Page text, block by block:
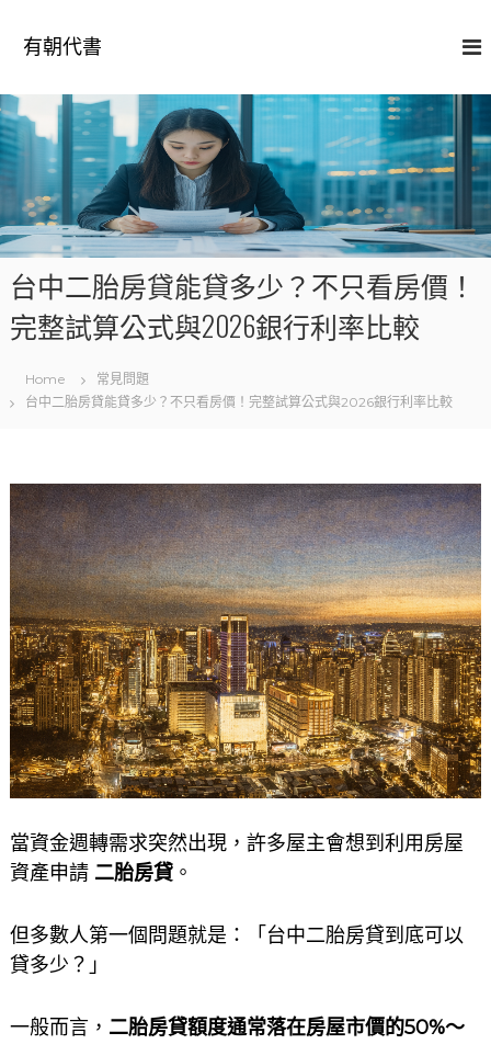
o
c
o
t
e
n
有朝代書
台中二胎房貸能貸多少？不只看房價！
完整試算公式與2026銀行利率比較
Home
常見問題
台中二胎房貸能貸多少？不只看房價！完整試算公式與2026銀行利率比較
當資金週轉需求突然出現，許多屋主會想到利用房屋
資產申請 二胎房貸。
但多數人第一個問題就是：「台中二胎房貸到底可以
貸多少？」
一般而言， 二胎房貸額度通常落在房屋市價的50%～